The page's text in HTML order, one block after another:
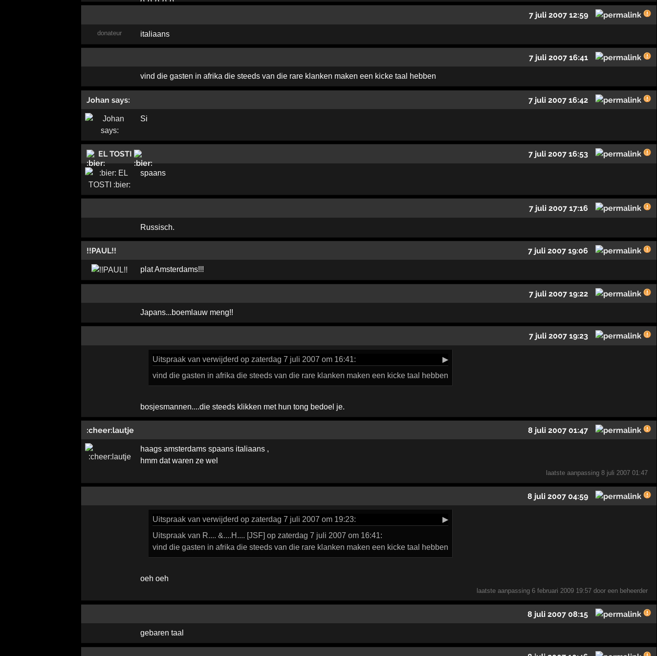
7 juli 2007 12:59
donateur italiaans
7 juli 2007 16:41
vind die gasten in afrika die steeds van die rare klanken maken een kicke taal hebben
Johan says: 7 juli 2007 16:42
Si
EL TOSTI 7 juli 2007 16:53
spaans
7 juli 2007 17:16
Russisch.
!!PAUL!! 7 juli 2007 19:06
plat Amsterdams!!!
7 juli 2007 19:22
Japans...boemlauw meng!!
7 juli 2007 19:23
Uitspraakvan verwijderd op zaterdag 7 juli 2007 om 16:41:
▶
vind die gasten in afrika die steeds van die rare klanken maken een kicke taal hebben
bosjesmannen....die steeds klikken met hun tong bedoel je.
:cheer:lautje 8 juli 2007 01:47
haags amsterdams spaans italiaans ,
hmm dat waren ze wel
laatste aanpassing 8 juli 2007 01:47
8 juli 2007 04:59
Uitspraakvan verwijderd op zaterdag 7 juli 2007 om 19:23:
▶
Uitspraak van R.... &....H.... [JSF] op zaterdag 7 juli 2007 om 16:41:
vind die gasten in afrika die steeds van die rare klanken maken een kicke taal hebben
oeh oeh
laatste aanpassing 6 februari 2009 19:57door een beheerder
8 juli 2007 08:15
gebaren taal